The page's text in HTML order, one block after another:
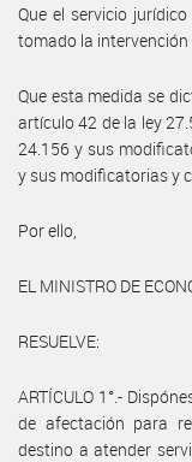
Que el servicio
tomado la intervención
Que esta medida se
artículo 42 de la ley
24.156 y sus
y sus modificatorias y
Por ello,
EL MINISTRO DE
RESUELVE:
ARTÍCULO 1°.-
de afectación para
destino a atender